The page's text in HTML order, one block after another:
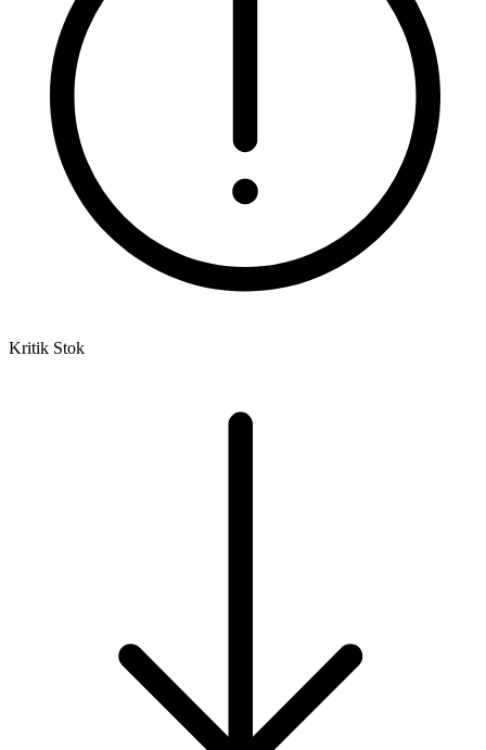
Kritik Stok